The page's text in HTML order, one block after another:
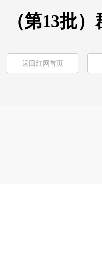
（第13批
返回红网首页